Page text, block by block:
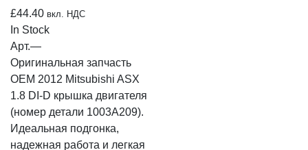
£44.40 вкл. НДС
In Stock
Арт.—
Оригинальная запчасть
OEM 2012 Mitsubishi ASX
1.8 DI-D крышка двигателя
(номер детали 1003A209).
Идеальная подгонка,
надежная работа и легкая